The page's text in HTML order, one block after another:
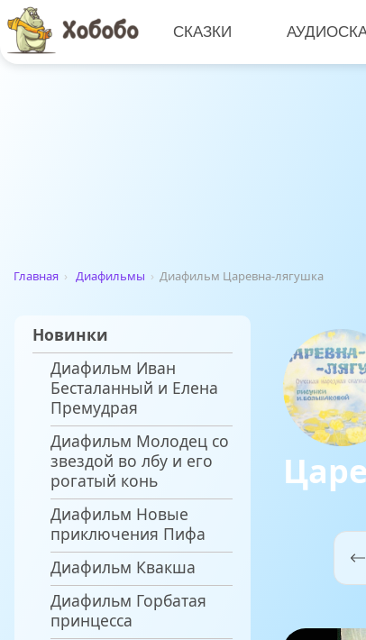
СКАЗКИ
Главная › Диафильмы › Диафильм Царевна-лягушка
Новинки
Диафильм Иван
Бесталанный и Елена
Премудрая
Диафильм Молодец со
звездой во лбу и его
рогатый конь
Диафильм Новые
приключения Пифа
Диафильм Квакша
Диафильм Горбатая
принцесса